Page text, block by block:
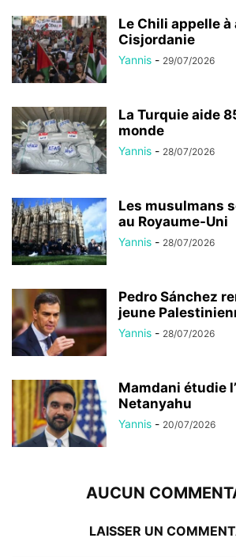
Le Chili appelle à
Cisjordanie
Yannis - 29/07/2026
La Turquie aide
monde
Yannis - 28/07/2026
Les musulmans
au Royaume-Uni
Yannis - 28/07/2026
Pedro Sánchez
jeune
Yannis - 28/07/2026
Mamdani étudie
Netanyahu
Yannis - 20/07/2026
AUCUN
LAISSER UN